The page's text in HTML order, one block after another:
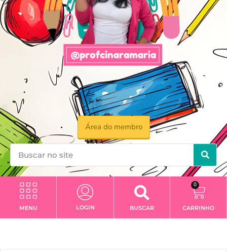
Área do membro
MENU LOGIN BUSCAR
0
CARRINHO